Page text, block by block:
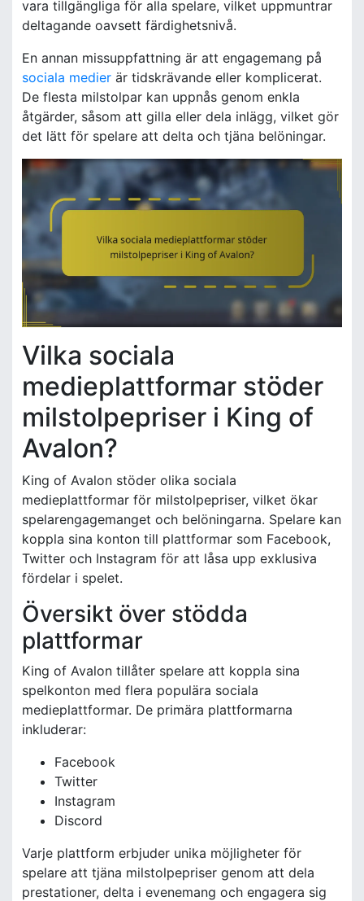
vara tillgängliga för alla spelare, vilket uppmuntrar
deltagande oavsett färdighetsnivå.
En annan missuppfattning är att engagemang på
sociala medier är tidskrävande eller komplicerat.
De flesta milstolpar kan uppnås genom enkla
åtgärder, såsom att gilla eller dela inlägg, vilket gör
det lätt för spelare att delta och tjäna belöningar.
Vilka sociala
medieplattformar stöder
milstolpepriser i King of
Avalon?
King of Avalon stöder olika sociala
medieplattformar för milstolpepriser, vilket ökar
spelarengagemanget och belöningarna. Spelare kan
koppla sina konton till plattformar som Facebook,
Twitter och Instagram för att låsa upp exklusiva
fördelar i spelet.
Översikt över stödda
plattformar
King of Avalon tillåter spelare att koppla sina
spelkonton med flera populära sociala
medieplattformar. De primära plattformarna
inkluderar:
Facebook
Twitter
Instagram
Discord
Varje plattform erbjuder unika möjligheter för
spelare att tjäna milstolpepriser genom att dela
prestationer, delta i evenemang och engagera sig